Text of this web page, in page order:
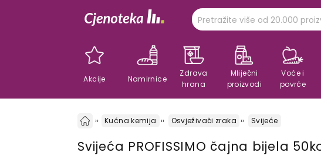
Akcije Namirnice
Zdrava
hrana
Mliječni
proizvodi
Voće i
povrće
Kućna kemija Osvježivači zraka Svijeće
Svijeća PROFISSIMO čajna bijela